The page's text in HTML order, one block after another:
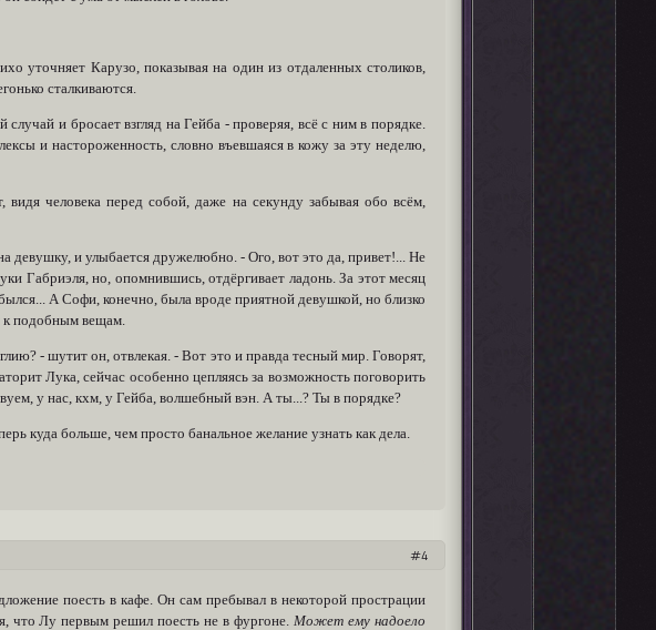
уточняет Карузо, показывая на один из отдаленных столиков,
сталкиваются.
и бросает взгляд на Гейба - проверяя, всё с ним в порядке.
и настороженность, словно въевшаяся в кожу за эту неделю,
человека перед собой, даже на секунду забывая обо всём,
девушку, и улыбается дружелюбно. - Ого, вот это да, привет!... Не
Габриэля, но, опомнившись, отдёргивает ладонь. За этот месяц
А Софи, конечно, была вроде приятной девушкой, но близко
к подобным вещам.
- шутит он, отвлекая. - Вот это и правда тесный мир. Говорят,
Лука, сейчас особенно цепляясь за возможность поговорить
у нас, кхм, у Гейба, волшебный вэн. А ты...? Ты в порядке?
куда больше, чем просто банальное желание узнать как дела.
4
поесть в кафе. Он сам пребывал в некоторой прострации
что Лу первым решил поесть не в фургоне.Может ему надоело